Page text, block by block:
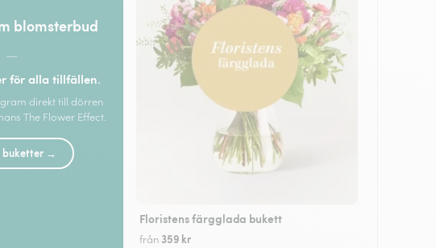
blomsterbud
—
för alla tillfällen.
direkt till dörren
The Flower Effect.
buketter →
Floristens färgglada bukett
från 359 kr